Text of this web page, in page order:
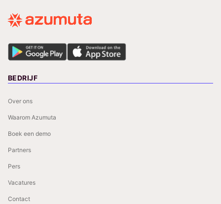
BEDRIJF
Over ons
Waarom Azumuta
Boek een demo
Partners
Pers
Vacatures
Contact